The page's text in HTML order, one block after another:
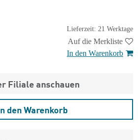
Lieferzeit: 21 Werktage
Auf die Merkliste
In den Warenkorb
Filiale anschauen
den Warenkorb